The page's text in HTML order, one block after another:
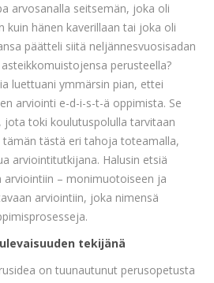
arvosanalla seitsemän, joka oli
kuin hänen kaverillaan tai joka oli
päätteli siitä neljännesvuosisadan
perusteella?
luettuani ymmärsin pian, ettei
arviointi e-d-i-s-t-ä oppimista. Se
jota toki koulutuspolulla tarvitaan
tästä eri tahoja toteamalla,
arviointitutkijana. Halusin etsiä
– monimuotoiseen ja
arviointiin, joka nimensä
tekijänä
on tuunautunut perusopetusta